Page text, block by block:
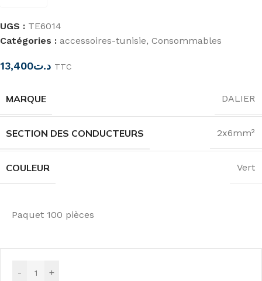
UGS : TE6014
Catégories : accessoires-tunisie, Consommables
د.ت13,400 TTC
MARQUE DALIER
SECTION DES CONDUCTEURS 2x6mm²
COULEUR Vert
Paquet 100 pièces
- +